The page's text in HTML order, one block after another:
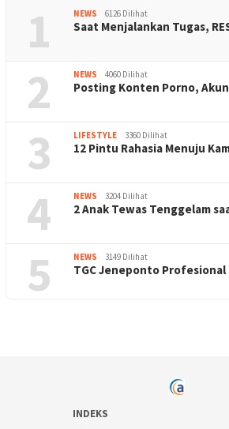
1 NEWS 6126 Dilihat
Saat Menjalankan Tugas,
2 NEWS 4060 Dilihat
Posting Konten Porno,
3 LIFESTYLE 3360 Dilihat
12 Pintu Rahasia Menuju
4 NEWS 3204 Dilihat
2 Anak Tewas Tenggelam
5 NEWS 3149 Dilihat
TGC Jeneponto
INDEKS